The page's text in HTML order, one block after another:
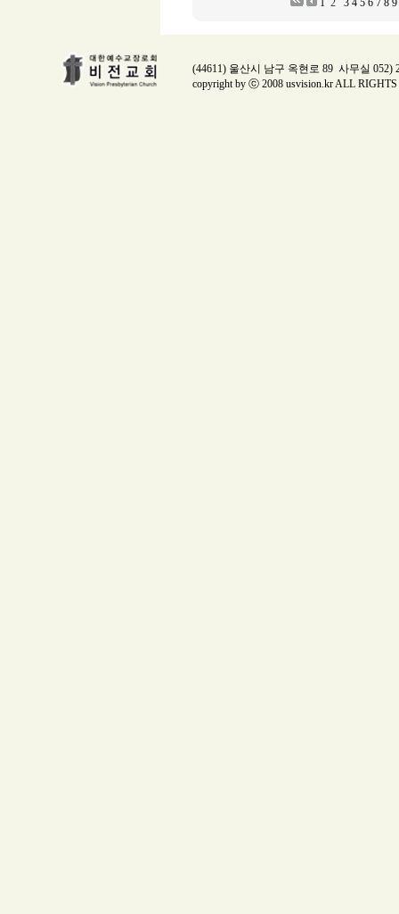
1 2 3 4 5 6 7 8 9
(44611) 울산시 남구 옥현로 89 사무실 052)
copyright by ⓒ 2008 usvision.kr ALL RIGHTS